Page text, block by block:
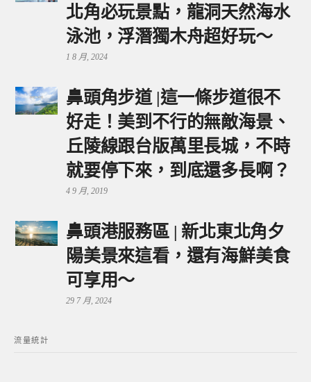
北角必玩景點，龍洞天然海水
泳池，浮潛獨木舟超好玩～
1 8 月, 2024
鼻頭角步道 |這一條步道很不
好走！美到不行的無敵海景、
丘陵線跟台版萬里長城，不時
就要停下來，到底還多長啊？
4 9 月, 2019
鼻頭港服務區 | 新北東北角夕
陽美景來這看，還有海鮮美食
可享用～
29 7 月, 2024
流量統計